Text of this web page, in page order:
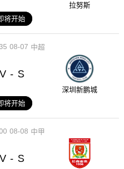
拉努斯
将开始
08-07 中超
V - S
深圳新鹏城
将开始
08-08 中甲
V - S